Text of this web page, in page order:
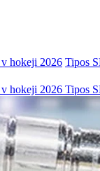
hokeji 2026 Tipos
hokeji 2026 Tipos